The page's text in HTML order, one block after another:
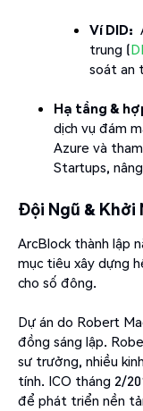
Ví DID:
trung (
soát an
Hạ tầng &
dịch vụ đám
Azure và
Startups,
Đội Ngũ & Khởi
ArcBlock thành lập
mục tiêu xây dựng
cho số đông.
Dự án do Robert
đồng sáng lập.
sư trưởng, nhiều
tính. ICO tháng 2/
để phát triển nền